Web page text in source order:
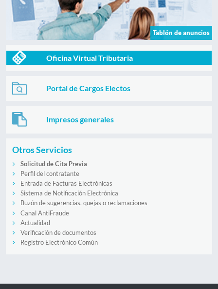
Tablón de anuncios
Oficina Virtual Tributaria
Portal de Cargos Electos
Impresos generales
Otros Servicios
Solicitud de Cita Previa
Perfil del contratante
Entrada de Facturas Electrónicas
Sistema de Notificación Electrónica
Buzón de sugerencias, quejas o reclamaciones
Canal AntiFraude
Actualidad
Verificación de documentos
Registro Electrónico Común